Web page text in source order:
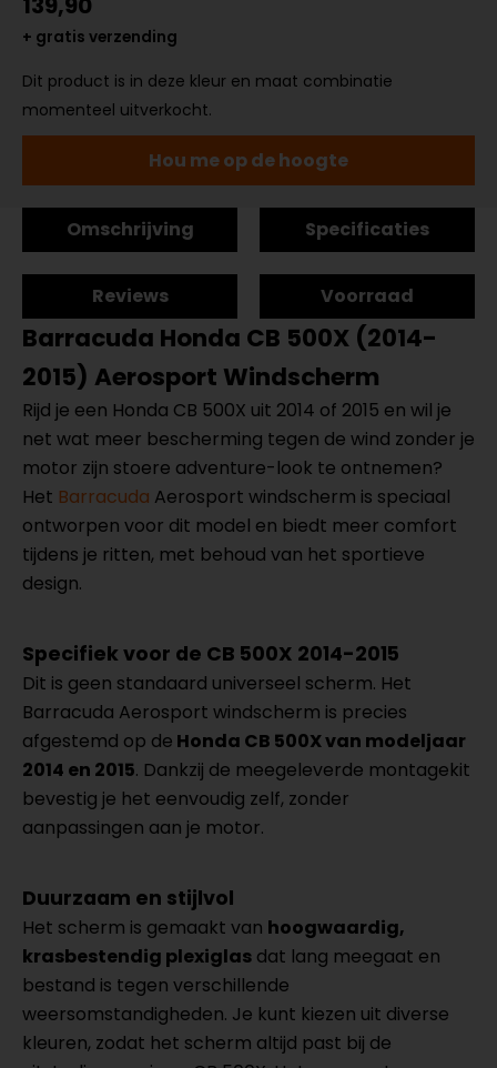
+ gratis verzending
Dit product is in deze kleur en maat combinatie
momenteel uitverkocht.
Hou me op de hoogte
Omschrijving Specificaties
Reviews Voorraad
Barracuda Honda CB 500X (2014-
2015) Aerosport Windscherm
Rijd je een Honda CB 500X uit 2014 of 2015 en wil je
net wat meer bescherming tegen de wind zonder je
motor zijn stoere adventure-look te ontnemen?
Het Barracuda Aerosport windscherm is speciaal
ontworpen voor dit model en biedt meer comfort
tijdens je ritten, met behoud van het sportieve
design.
Specifiek voor de CB 500X 2014-2015
Dit is geen standaard universeel scherm. Het
Barracuda Aerosport windscherm is precies
afgestemd op de Honda CB 500X van modeljaar
2014 en 2015. Dankzij de meegeleverde montagekit
bevestig je het eenvoudig zelf, zonder
aanpassingen aan je motor.
Duurzaam en stijlvol
Het scherm is gemaakt van hoogwaardig,
krasbestendig plexiglas dat lang meegaat en
bestand is tegen verschillende
weersomstandigheden. Je kunt kiezen uit diverse
kleuren, zodat het scherm altijd past bij de